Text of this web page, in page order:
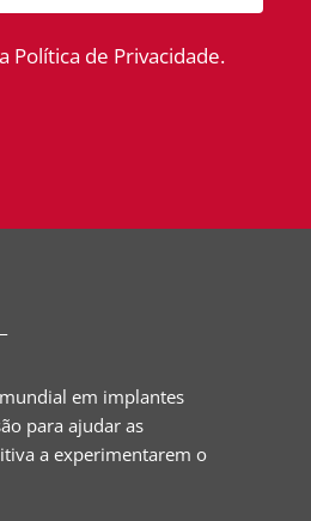
Política de Privacidade.
em implantes
para ajudar as
a experimentarem o